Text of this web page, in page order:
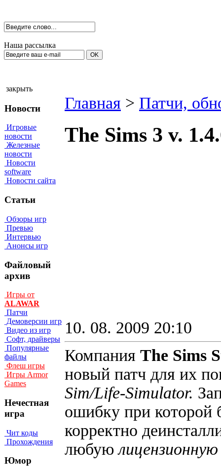
Наша рассылка
закрыть
Новости
Игровые
новости
Железные
новости
Новости
software
Новости сайта
Статьи
Обзоры игр
Превью
Интервью
Анонсы игр
Файловый
архив
Игры от
ALAWAR
Патчи
Демоверсии игр
Видео из игр
Софт, драйверы
Популярные
файлы
Флеш игры
Игры Armor
Games
Нечестная
игра
Чит коды
Прохождения
Юмор
Главная > Патчи,
The Sims 3 v.
10. 08. 2009 20:10
Компания The Sims
новый патч для их
Sim/Life-Simulator.
ошибку при которой
корректно
любую